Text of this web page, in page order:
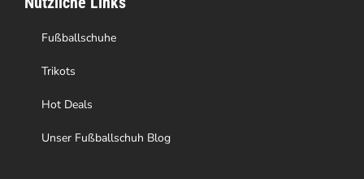
der
Produktseite
gewählt
werden
Fußballschuhe
Trikots
Hot Deals
Unser Fußballschuh Blog